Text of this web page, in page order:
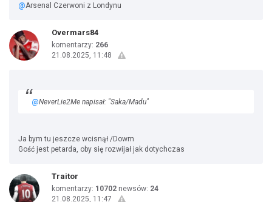
@Arsenal Czerwoni z Londynu
Overmars84
komentarzy: 266
21.08.2025, 11:48
@NeverLie2Me napisał: "Saka/Madu"
Ja bym tu jeszcze wcisnął /Dowm
Gość jest petarda, oby się rozwijał jak dotychczas
Traitor
komentarzy: 10702 newsów: 24
21.08.2025, 11:47